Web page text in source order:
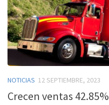
NOTICIAS 12 SEPTIEMBRE, 2023
Crecen ventas